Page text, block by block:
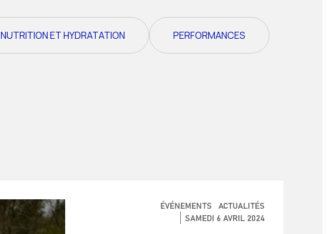
NUTRITION ET HYDRATATION PERFORMANCES
ÉVÉNEMENTS ACTUALITÉS
SAMEDI 6 AVRIL 2024